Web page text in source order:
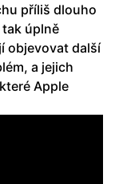
příliš dlouho
úplně
objevovat další
a jejich
Apple